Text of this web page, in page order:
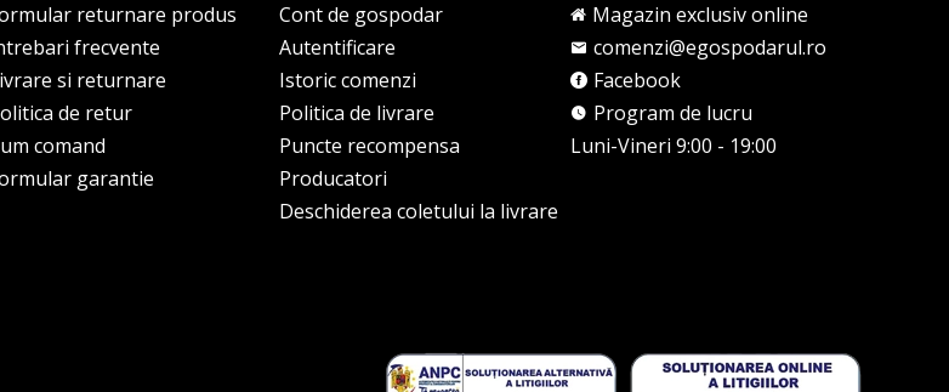
returnare produs
frecvente
si returnare
de retur
comand
garantie
Cont de gospodar
Autentificare
Istoric comenzi
Politica de livrare
Puncte recompensa
Producatori
Deschiderea coletului la livrare
Magazin exclusiv online
comenzi@egospodarul.ro
Facebook
Program de lucru
Luni-Vineri 9:00 - 19:00